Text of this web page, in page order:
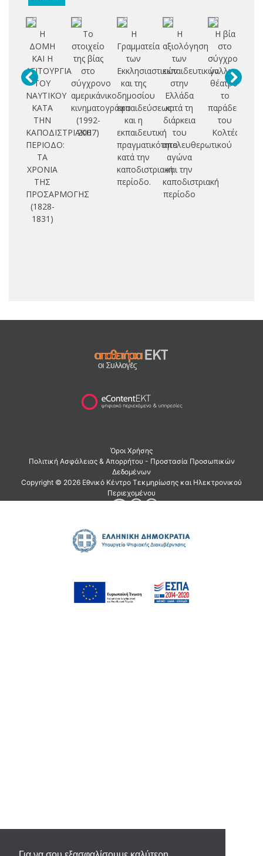
Η
ΔΟΜΗ
ΚΑΙ Η
ΛΕΙΤΟΥΡΓΙΑ
ΤΟΥ
ΝΑΥΤΙΚΟΥ
ΚΑΤΑ
ΤΗΝ
ΚΑΠΟΔΙΣΤΡΙΑΚΗ
ΠΕΡΙΟΔΟ:
ΤΑ
ΧΡΟΝΙΑ
ΤΗΣ
ΠΡΟΣΑΡΜΟΓΗΣ
(1828-
1831)
Το
στοιχείο
της βίας
στο
σύγχρονο
αμερικάνικο
κινηματογράφο
(1992-
2007)
Η
Γραμματεία
των
Εκκλησιαστικών
και της
δημοσίου
εκπαιδεύσεως
και η
εκπαιδευτική
πραγματικότητα
κατά την
καποδιστριακή
περίοδο.
Η
αξιολόγηση
των
εκπαιδευτικών
στην
Ελλάδα
κατά τη
διάρκεια
του
απελευθερωτικού
αγώνα
και την
καποδιστριακή
περίοδο
Η βία
στο
σύγχρονο
γαλλικό
θέατρο:
το
παράδειγμα
του
Κολτές